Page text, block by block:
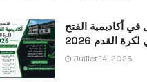
في أكاديمية الفتح
القدم 2026
Juillet 14, 2026